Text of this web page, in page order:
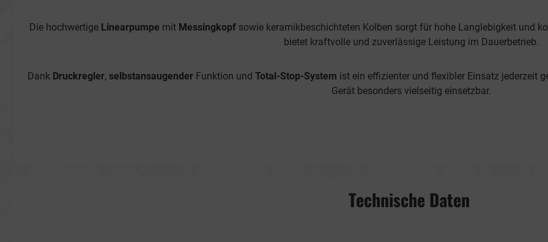
Die hochwertige Linearpumpe mit Messingkopfsowie keramikbeschichteten Kolben sorgt für hohe Langlebigkeit und
bietet kraftvolle und zuverlässige Leistung im Dauerbetrieb.
Dank Druckregler, selbstansaugender Funktion und Total-Stop-System ist ein effizienter und flexibler Einsatz jederzeit
Gerät besonders vielseitig einsetzbar.
Technische Daten